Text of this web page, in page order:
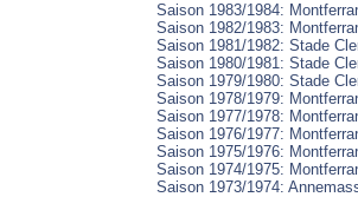
Saison 1983/1984:
Saison 1982/1983:
Saison 1981/1982: Stade
Saison 1980/1981: Stade
Saison 1979/1980: Stade
Saison 1978/1979:
Saison 1977/1978:
Saison 1976/1977:
Saison 1975/1976:
Saison 1974/1975:
Saison 1973/1974: